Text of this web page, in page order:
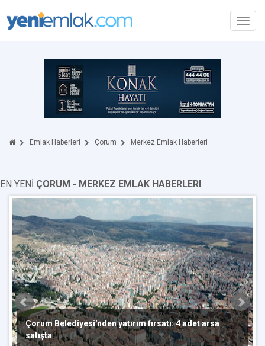
Emlak Haberleri Çorum Merkez Emlak Haberleri
EN YENİ ÇORUM - MERKEZ EMLAK HABERLERI
Çorum Belediyesi'nden yatırım fırsatı: 4 adet arsa
satışta